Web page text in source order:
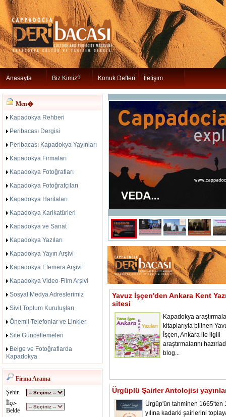
Anasayfa Biz Kimiz? Konuk Defteri İletişim
Men�
Kapadokya Rehberi
Peribacası Dergisi
Peribacası Kapadokya Yayınları
Kapadokya Firmaları
Kapadokya Fotoğrafları
Kapadokya Fotoğrafçıları
Kapadokya Haritaları
Kapadokya Karikatürleri
Kapadokya ve Sanat
Kapadokya Yazıları
Kapadokya Yayın Arşivi
Kapadokya Efemera Arşivi
Kapadokya Video-Film Arşivi
Sosyal Medya Adreslerimiz
Sivil Toplum Kuruluşları
Önemli Telefonlar ve Linkler
Site Güncellemeleri
Belge ve Fotoğraflarda
Kapadokya
Firma Arama
Şehir
İlçe-
Belde
Yavuz İşçen'den Ankara Kent
sitesi
Kapadokya
kitaplarıyla bilinen
İşçen, Ankara ile ilgili
araştırmalarını
blog...
Ürgüplü Şairler Antolojisi
Ürgüp'ün tahminen 1665'ten
yılına kadarki şairlerini